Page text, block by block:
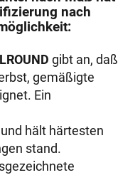
nach
gibt an, daß
gemäßigte
Ein
hält härtesten
stand.